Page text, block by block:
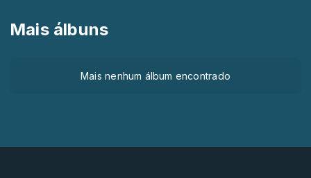
Mais álbuns
Mais nenhum álbum encontrado